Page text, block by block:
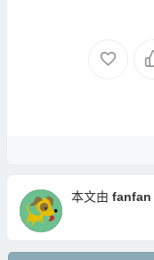
本文由 fanfan